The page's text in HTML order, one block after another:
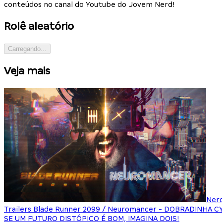
conteúdos no canal do Youtube do Jovem Nerd!
Rolê aleatório
Carregando...
Veja mais
Trailers Blade Runner 2099 / Neuromancer - DOBRADINHA
SE UM FUTURO DISTÓPICO É BOM, IMAGINA DOIS!